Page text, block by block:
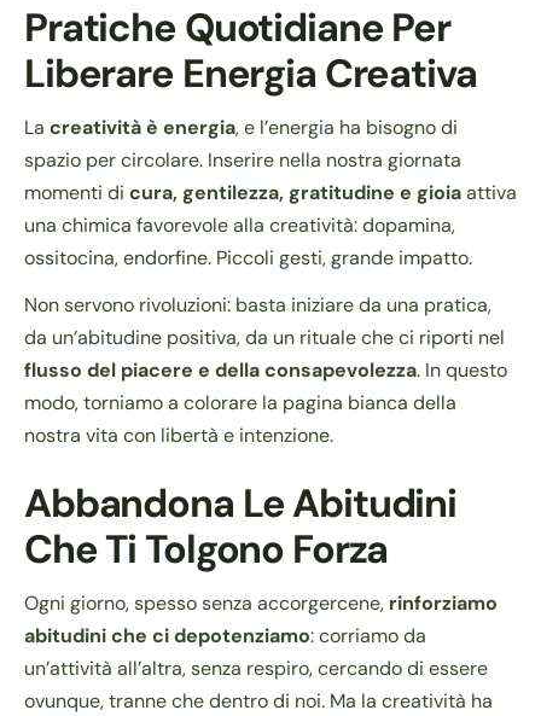
Pratiche Quotidiane Per
Liberare Energia Creativa
La creatività è energia, e l’energia ha bisogno di
spazio per circolare. Inserire nella nostra giornata
momenti di cura, gentilezza, gratitudine e gioiaattiva
una chimica favorevole alla creatività: dopamina,
ossitocina, endorfine. Piccoli gesti, grande impatto.
Non servono rivoluzioni: basta iniziare da una pratica,
da un’abitudine positiva, da un rituale che ci riporti nel
flusso del piacere e della consapevolezza. In questo
modo, torniamo a colorare la pagina bianca della
nostra vita con libertà e intenzione.
Abbandona Le Abitudini
Che Ti Tolgono Forza
Ogni giorno, spesso senza accorgercene, rinforziamo
abitudini che ci depotenziamo: corriamo da
un’attività all’altra, senza respiro, cercando di essere
ovunque, tranne che dentro di noi. Ma la creatività ha